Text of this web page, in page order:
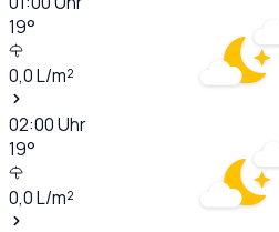
19°
0,0L/m²
02:00Uhr
19°
0,0L/m²